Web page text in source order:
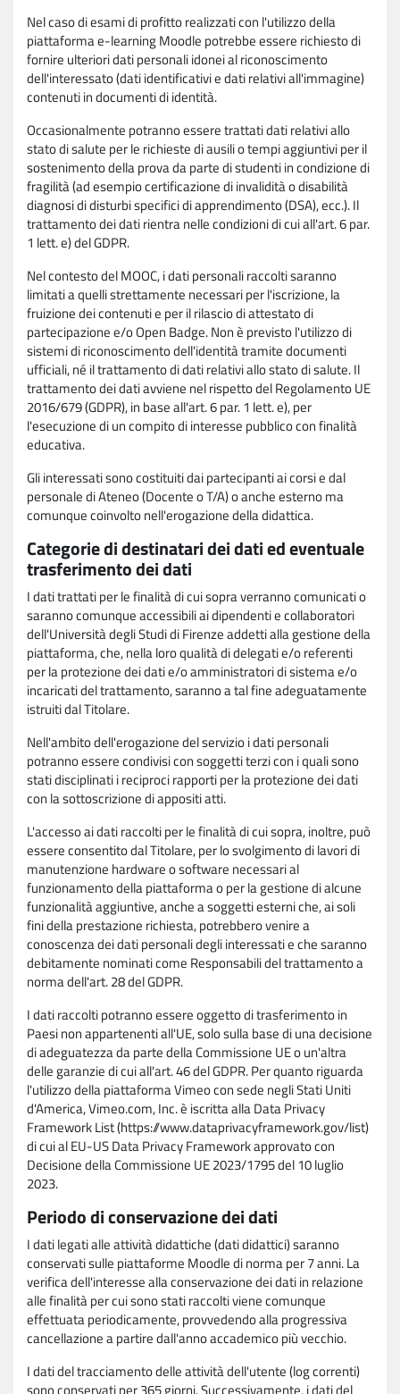
Nel caso di esami di profitto realizzati con l'utilizzo della
piattaforma e-learning Moodle potrebbe essere richiesto di
fornire ulteriori dati personali idonei al riconoscimento
dell'interessato (dati identificativi e dati relativi all'immagine)
contenuti in documenti di identità.
Occasionalmente potranno essere trattati dati relativi allo
stato di salute per le richieste di ausili o tempi aggiuntivi per il
sostenimento della prova da parte di studenti in condizione di
fragilità (ad esempio certificazione di invalidità o disabilità
diagnosi di disturbi specifici di apprendimento (DSA), ecc.). Il
trattamento dei dati rientra nelle condizioni di cui all'art. 6 par.
1 lett. e) del GDPR.
Nel contesto del MOOC, i dati personali raccolti saranno
limitati a quelli strettamente necessari per l'iscrizione, la
fruizione dei contenuti e per il rilascio di attestato di
partecipazione e/o Open Badge. Non è previsto l'utilizzo di
sistemi di riconoscimento dell'identità tramite documenti
ufficiali, né il trattamento di dati relativi allo stato di salute. Il
trattamento dei dati avviene nel rispetto del Regolamento UE
2016/679 (GDPR), in base all'art. 6 par. 1 lett. e), per
l'esecuzione di un compito di interesse pubblico con finalità
educativa.
Gli interessati sono costituiti dai partecipanti ai corsi e dal
personale di Ateneo (Docente o T/A) o anche esterno ma
comunque coinvolto nell'erogazione della didattica.
Categorie di destinatari dei dati ed eventuale
trasferimento dei dati
I dati trattati per le finalità di cui sopra verranno comunicati o
saranno comunque accessibili ai dipendenti e collaboratori
dell'Università degli Studi di Firenze addetti alla gestione della
piattaforma, che, nella loro qualità di delegati e/o referenti
per la protezione dei dati e/o amministratori di sistema e/o
incaricati del trattamento, saranno a tal fine adeguatamente
istruiti dal Titolare.
Nell'ambito dell'erogazione del servizio i dati personali
potranno essere condivisi con soggetti terzi con i quali sono
stati disciplinati i reciproci rapporti per la protezione dei dati
con la sottoscrizione di appositi atti.
L'accesso ai dati raccolti per le finalità di cui sopra, inoltre, può
essere consentito dal Titolare, per lo svolgimento di lavori di
manutenzione hardware o software necessari al
funzionamento della piattaforma o per la gestione di alcune
funzionalità aggiuntive, anche a soggetti esterni che, ai soli
fini della prestazione richiesta, potrebbero venire a
conoscenza dei dati personali degli interessati e che saranno
debitamente nominati come Responsabili del trattamento a
norma dell'art. 28 del GDPR.
I dati raccolti potranno essere oggetto di trasferimento in
Paesi non appartenenti all'UE, solo sulla base di una decisione
di adeguatezza da parte della Commissione UE o un'altra
delle garanzie di cui all'art. 46 del GDPR. Per quanto riguarda
l'utilizzo della piattaforma Vimeo con sede negli Stati Uniti
d'America, Vimeo.com, Inc. è iscritta alla Data Privacy
Framework List (https://www.dataprivacyframework.gov/list)
di cui al EU-US Data Privacy Framework approvato con
Decisione della Commissione UE 2023/1795 del 10 luglio
2023.
Periodo di conservazione dei dati
I dati legati alle attività didattiche (dati didattici) saranno
conservati sulle piattaforme Moodle di norma per 7 anni. La
verifica dell'interesse alla conservazione dei dati in relazione
alle finalità per cui sono stati raccolti viene comunque
effettuata periodicamente, provvedendo alla progressiva
cancellazione a partire dall'anno accademico più vecchio.
I dati del tracciamento delle attività dell'utente (log correnti)
sono conservati per 365 giorni. Successivamente, i dati del